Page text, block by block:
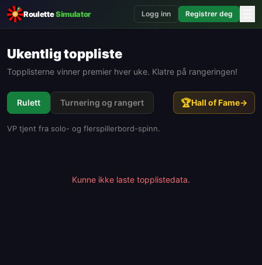
RouletteSimulator Logg inn Registrer deg
Ukentlig toppliste
Topplisterne vinner premier hver uke. Klatre på rangeringen!
Rulett Turnering og rangert 🏆Hall of Fame→
VP tjent fra solo- og flerspillerbord-spinn.
Kunne ikke laste topplistedata.